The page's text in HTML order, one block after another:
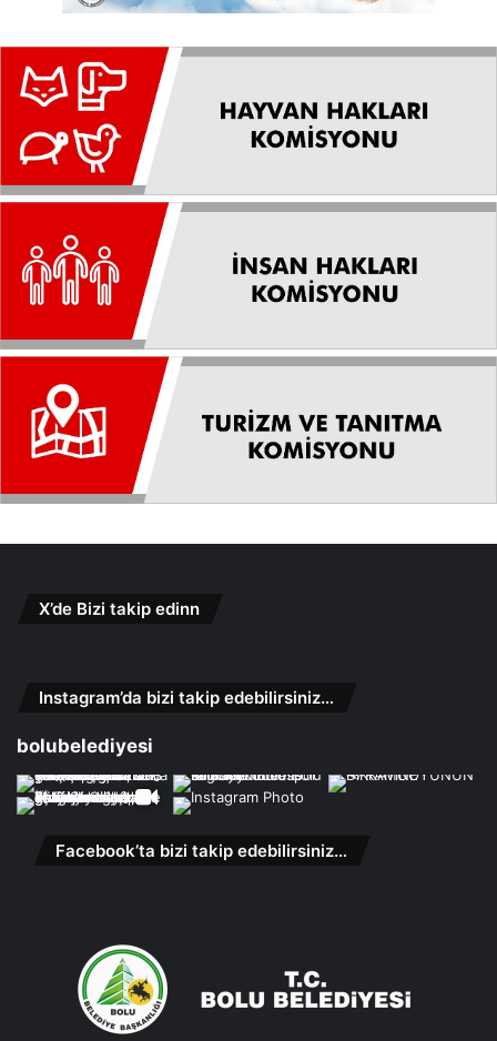
X’de Bizi takip edinn
Instagram’da bizi takip edebilirsiniz…
bolubelediyesi
Facebook’ta bizi takip edebilirsiniz…